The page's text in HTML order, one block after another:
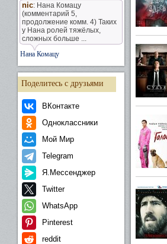
nic: Нана Комацу
(комментарий 5,
продолжение комм. 4) Таких
у Нана ролей тяжёлых,
сложных больше ...
Нана Комацу
Поделитесь с друзьями
ВКонтакте
Одноклассники
Мой Мир
Telegram
Я.Мессенджер
Twitter
WhatsApp
Pinterest
reddit